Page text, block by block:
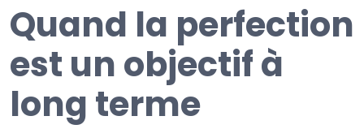
Recherche
Quand la perfection
est un objectif à
long terme